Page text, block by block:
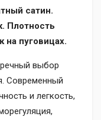
сатин.
Плотность
на пуговицах.
выбор
Современный
и легкость,